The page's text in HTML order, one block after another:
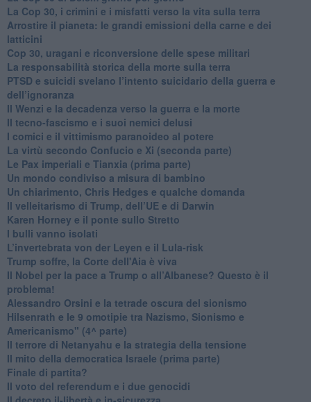
La Cop 30, i crimini e i misfatti verso la vita sulla terra
Arrostire il pianeta: le grandi emissioni della carne e dei
latticini
​Cop 30, uragani e riconversione delle spese militari
La responsabilità storica della morte sulla terra
PTSD e suicidi svelano l’intento suicidario della guerra e
dell’ignoranza
Il Wenzi e la decadenza verso la guerra e la morte
​Il tecno-fascismo e i suoi nemici delusi
​I comici e il vittimismo paranoideo al potere
​La virtù secondo Confucio e Xi (seconda parte)
Le Pax imperiali e Tianxia (prima parte)
Un mondo condiviso a misura di bambino
​Un chiarimento, Chris Hedges e qualche domanda
Il velleitarismo di Trump, dell’UE e di Darwin
​Karen Horney e il ponte sullo Stretto
​I bulli vanno isolati
L’invertebrata von der Leyen e il Lula-risk
Trump soffre, la Corte dell'Aia è viva
​Il Nobel per la pace a Trump o all’Albanese? Questo è il
problema!
​Alessandro Orsini e la tetrade oscura del sionismo
​Hilsenrath e le 9 omotipie tra Nazismo, Sionismo e
Americanismo" (4^ parte)
​Il terrore di Netanyahu e la strategia della tensione
Il mito della democratica Israele (prima parte)
​Finale di partita?
​Il voto del referendum e i due genocidi